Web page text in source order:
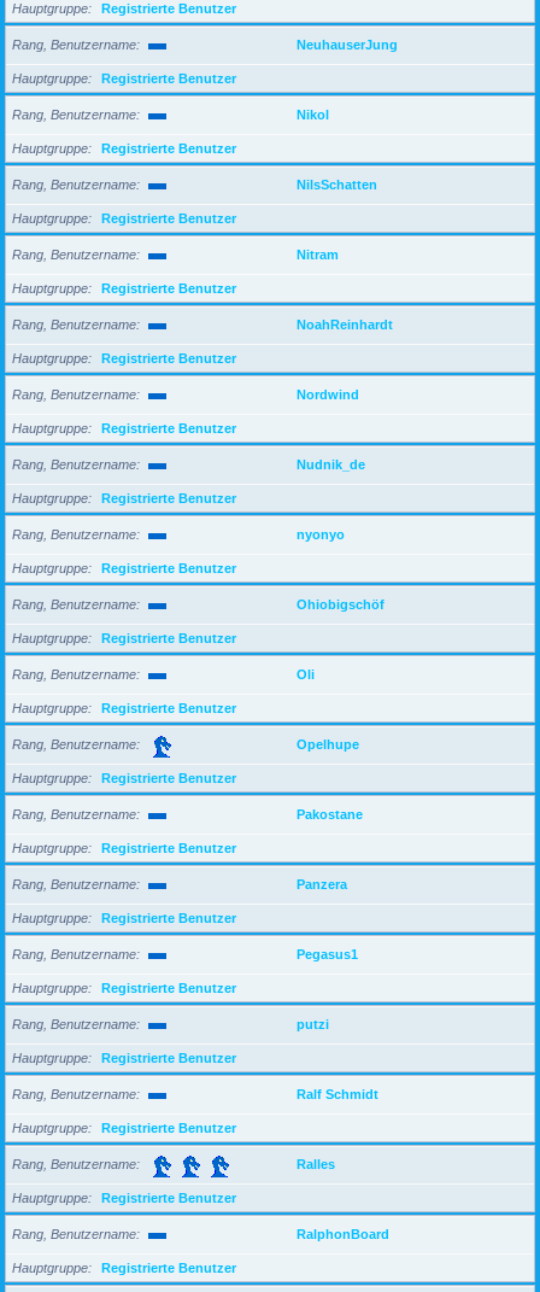
Hauptgruppe Registrierte Benutzer
Rang, Benutzername NeuhauserJung
Hauptgruppe Registrierte Benutzer
Rang, Benutzername Nikol
Hauptgruppe Registrierte Benutzer
Rang, Benutzername NilsSchatten
Hauptgruppe Registrierte Benutzer
Rang, Benutzername Nitram
Hauptgruppe Registrierte Benutzer
Rang, Benutzername NoahReinhardt
Hauptgruppe Registrierte Benutzer
Rang, Benutzername Nordwind
Hauptgruppe Registrierte Benutzer
Rang, Benutzername Nudnik_de
Hauptgruppe Registrierte Benutzer
Rang, Benutzername nyonyo
Hauptgruppe Registrierte Benutzer
Rang, Benutzername Ohiobigschöf
Hauptgruppe Registrierte Benutzer
Rang, Benutzername Oli
Hauptgruppe Registrierte Benutzer
Rang, Benutzername Opelhupe
Hauptgruppe Registrierte Benutzer
Rang, Benutzername Pakostane
Hauptgruppe Registrierte Benutzer
Rang, Benutzername Panzera
Hauptgruppe Registrierte Benutzer
Rang, Benutzername Pegasus1
Hauptgruppe Registrierte Benutzer
Rang, Benutzername putzi
Hauptgruppe Registrierte Benutzer
Rang, Benutzername Ralf Schmidt
Hauptgruppe Registrierte Benutzer
Rang, Benutzername Ralles
Hauptgruppe Registrierte Benutzer
Rang, Benutzername RalphonBoard
Hauptgruppe Registrierte Benutzer